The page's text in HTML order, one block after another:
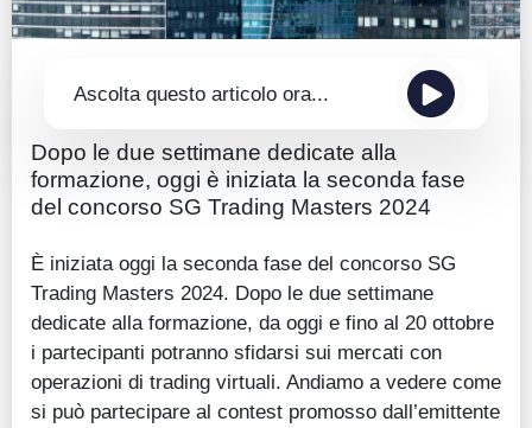
Ascolta questo articolo ora...
Dopo le due settimane dedicate alla
formazione, oggi è iniziata la seconda fase
del concorso SG Trading Masters 2024
È iniziata oggi la seconda fase del concorso SG
Trading Masters 2024. Dopo le due settimane
dedicate alla formazione, da oggi e fino al 20 ottobre
i partecipanti potranno sfidarsi sui mercati con
operazioni di trading virtuali. Andiamo a vedere come
si può partecipare al contest promosso dall’emittente